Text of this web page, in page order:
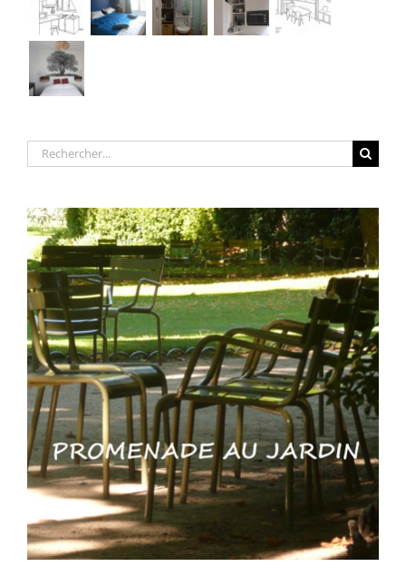
Rechercher: